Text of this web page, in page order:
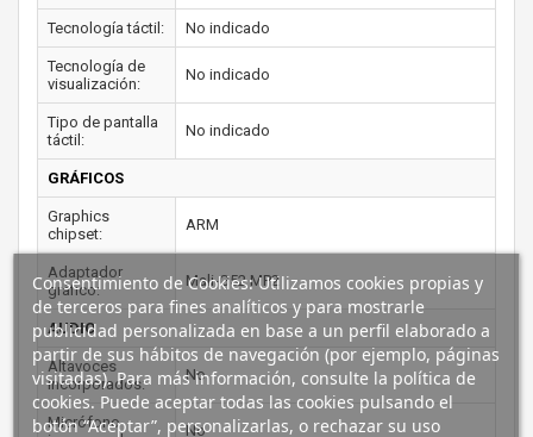
Tecnología táctil: No indicado
Tecnología de
visualización:
No indicado
Tipo de pantalla
táctil:
No indicado
GRÁFICOS
Graphics
chipset:
ARM
Adaptador
gráfico:
Mali-G52 MP2
AUDIO
Altavoces
incorporados:
No
Micrófono
No
Consentimiento de Cookies: Utilizamos cookies propias y
de terceros para fines analíticos y para mostrarle
publicidad personalizada en base a un perfil elaborado a
partir de sus hábitos de navegación (por ejemplo, páginas
visitadas). Para más información, consulte la política de
cookies. Puede aceptar todas las cookies pulsando el
botón “Aceptar”, personalizarlas, o rechazar su uso